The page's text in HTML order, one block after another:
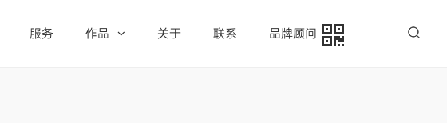
服务 作品 关于 联系 品牌顾问